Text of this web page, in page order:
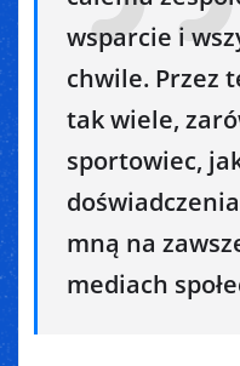
wsparcie i
chwile. Przez
tak wiele,
sportowiec,
mną na
mediach